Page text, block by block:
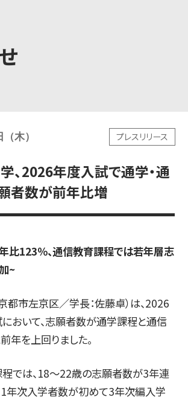
の方 在学生の方
木） プレスリリース
、2026年度入試で通学・通
者数が前年比増
比123％、通信教育課程では若年層志
~
都市左京区／学長：佐藤卓）は、2026
おいて、志願者数が通学課程と通信
年を上回りました。
では、18〜22歳の志願者数が3年連
1年次入学者数が初めて3年次編入学